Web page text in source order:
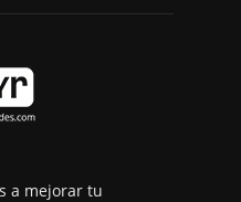
a mejorar tu